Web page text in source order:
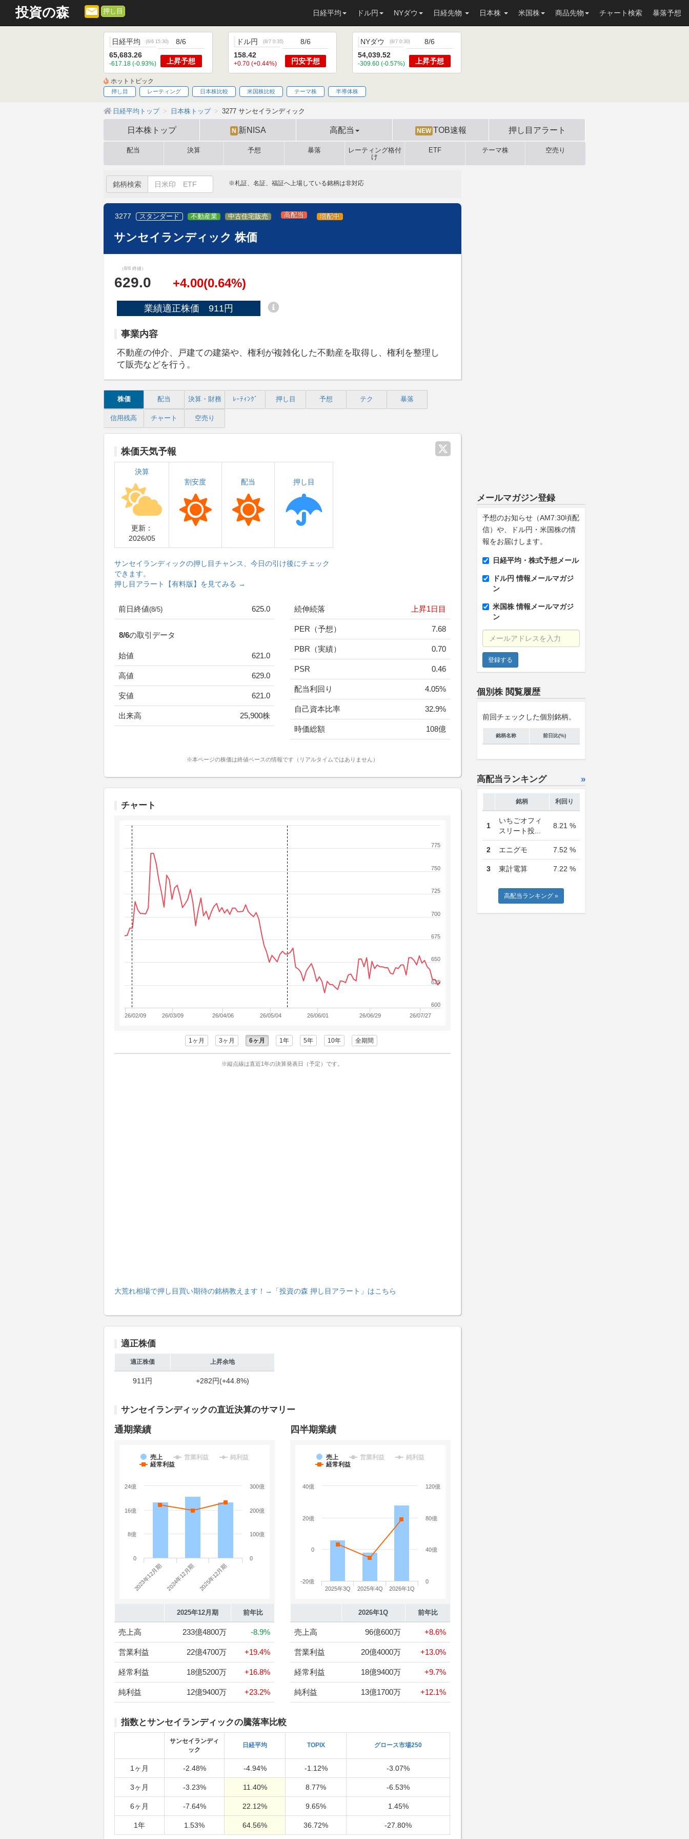
投資の森 押し目 日経平均 ドル円 NYダウ 日経先物 日本株 米国株 商品先物 チャート検索 暴落予想
日経平均 (8/6 15:30)
65,683.26
-617.18 (-0.93%)
8/6
上昇予想
ドル円 (8/7 0:35)
158.42
+0.70 (+0.44%)
8/6
円安予想
NYダウ (8/7 0:30)
54,039.52
-309.60 (-0.57%)
8/6
上昇予想
ホットトピック
押し目 レーティング 日本株比較 米国株比較 テーマ株 半導体株
日経平均トップ 日本株トップ 3277 サンセイランディック
日本株トップ N 新NISA 高配当 NEW TOB速報 押し目 アラート
配当 決算 予想 暴落
レーティング格付
け
ETF テーマ株 空売り
銘柄検索 ※札証、名証、福証へ上場している銘柄は非対応
3277 スタンダード 不動産業 中古住宅販売 高配当 増配中
サンセイランディック 株価
（8/6 終値）
629.0 +4.00(0.64%)
業績適正株価 911円
事業内容
不動産の仲介、戸建ての建築や、権利が複雑化した不動産を取得し、権利を整理し
て販売などを行う。
株価 配当 決算・財務 ﾚｰﾃｨﾝｸﾞ 押し目 予想 テク 暴落
信用残高 チャート 空売り
株価天気予報
決算
更新：
2026/05
割安度 配当 押し目
サンセイランディックの押し目チャンス、今日の引け後にチェック
できます。
押し目アラート【有料版】を見てみる →
前日終値(8/5) 625.0
8/6の取引データ
始値 621.0
高値 629.0
安値 621.0
出来高 25,900株
続伸続落 上昇1日目
PER（予想） 7.68
PBR（実績） 0.70
PSR 0.46
配当利回り 4.05%
自己資本比率 32.9%
時価総額 108億
※本ページの株価は終値ベースの情報です（リアルタイムではありません）
チャート
26/02/09 26/03/09 26/04/06 26/05/04 26/06/01 26/06/29 26/07/27
600
625
650
675
700
725
750
775
1ヶ月 3ヶ月 6ヶ月 1年 5年 10年 全期間
※縦点線は直近1年の決算発表日（予定）です。
大荒れ相場で押し目買い期待の銘柄教えます！ →「投資の森 押し目アラート」はこちら
適正株価
適正株価 上昇余地
911円 +282円(+44.8%)
サンセイランディックの直近決算のサマリー
通期業績
売上 営業利益
純利益
経常利益
2023年12月期 2024年12月期 2025年12月期
0
100億
200億
300億
0
8億
16億
24億
2025年12月期 前年比
売上高 233億4800万 -8.9%
営業利益 22億4700万 +19.4%
経常利益 18億5200万 +16.8%
純利益 12億9400万 +23.2%
四半期業績
売上 営業利益
純利益
経常利益
2025年3Q 2025年4Q 2026年1Q
0
40億
80億
120億
-20億
0
20億
40億
2026年1Q 前年比
売上高 96億600万 +8.6%
営業利益 20億4000万 +13.0%
経常利益 18億9400万 +9.7%
純利益 13億1700万 +12.1%
指数とサンセイランディックの騰落率比較
サンセイランディ
ック
日経平均 TOPIX グロース市場250
1ヶ月 -2.48% -4.94% -1.12% -3.07%
3ヶ月 -3.23% 11.40% 8.77% -6.53%
6ヶ月 -7.64% 22.12% 9.65% 1.45%
1年 1.53% 64.56% 36.72% -27.80%
メールマガジン登録
予想のお知らせ（AM7:30頃配
信）や、ドル円・米国株の情
報をお届けします。
日経平均・株式予想メール
ドル円 情報メールマガジ
ン
米国株 情報メールマガジ
ン
メールアドレスを入力
個別株 閲覧履歴
前回チェックした個別銘柄。
銘柄名称 前日比(%)
高配当ランキング »
銘柄 利回り
1
いちごオフィ
スリート投...
8.21 %
2 エニグモ 7.52 %
3 東計電算 7.22 %
高配当ランキング »